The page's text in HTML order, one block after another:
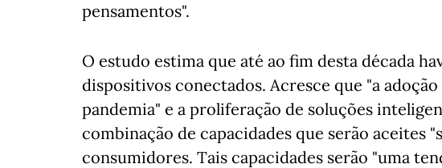
pensamentos".
O estudo estima que até ao fim desta década
dispositivos conectados. Acresce que "a
pandemia" e a proliferação de soluções
combinação de capacidades que serão aceites
consumidores. Tais capacidades serão "uma